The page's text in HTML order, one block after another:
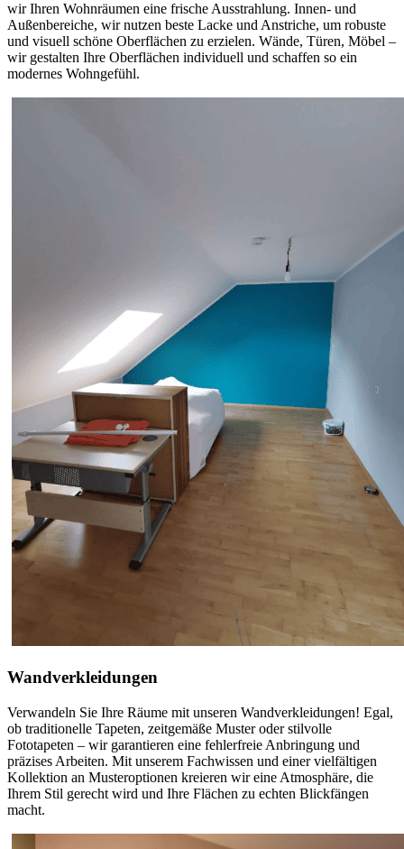
wir Ihren Wohnräumen eine frische Ausstrahlung. Innen- und
Außenbereiche, wir nutzen beste Lacke und Anstriche, um robuste
und visuell schöne Oberflächen zu erzielen. Wände, Türen, Möbel –
wir gestalten Ihre Oberflächen individuell und schaffen so ein
modernes Wohngefühl.
Wandverkleidungen
Verwandeln Sie Ihre Räume mit unseren Wandverkleidungen! Egal,
ob traditionelle Tapeten, zeitgemäße Muster oder stilvolle
Fototapeten – wir garantieren eine fehlerfreie Anbringung und
präzises Arbeiten. Mit unserem Fachwissen und einer vielfältigen
Kollektion an Musteroptionen kreieren wir eine Atmosphäre, die
Ihrem Stil gerecht wird und Ihre Flächen zu echten Blickfängen
macht.